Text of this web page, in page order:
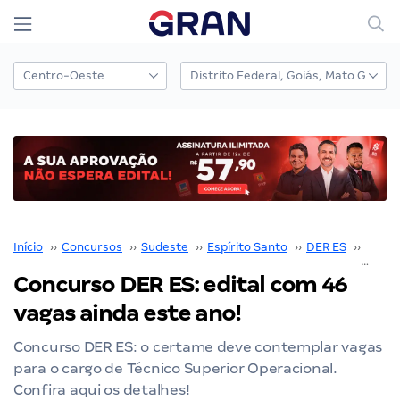
Início ›› Concursos ›› Sudeste ›› Espírito Santo ›› DER ES ››
Concurso DER ES: edital com 46
vagas ainda este ano!
Concurso DER ES: o certame deve contemplar vagas
para o cargo de Técnico Superior Operacional.
Confira aqui os detalhes!